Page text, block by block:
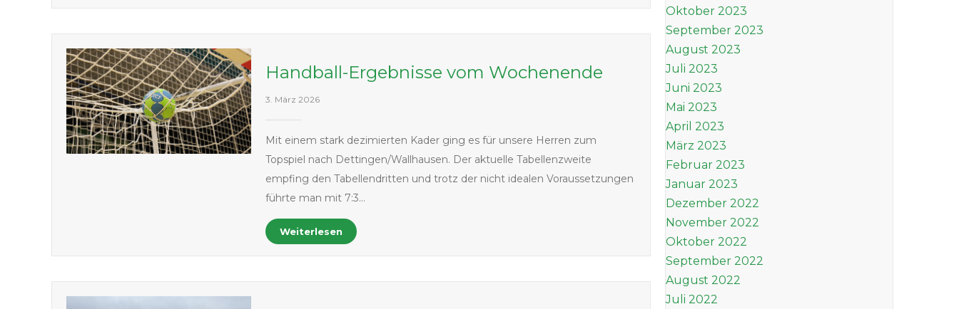
Handball-Ergebnisse vom Wochenende
3. März 2026
Mit einem stark dezimierten Kader ging es für unsere Herren zum
Topspiel nach Dettingen/Wallhausen. Der aktuelle Tabellenzweite
empfing den Tabellendritten und trotz der nicht idealen Voraussetzungen
führte man mit 7:3…
Weiterlesen
Oktober 2023
September 2023
August 2023
Juli 2023
Juni 2023
Mai 2023
April 2023
März 2023
Februar 2023
Januar 2023
Dezember 2022
November 2022
Oktober 2022
September 2022
August 2022
Juli 2022